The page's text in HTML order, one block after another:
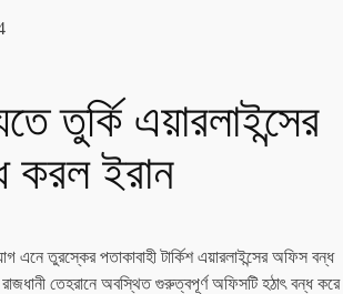
তুর্কি এয়ারলাইন্সের
করল ইরান
তুরস্কের পতাকাবাহী টার্কিশ এয়ারলাইন্সের অফিস বন্ধ
তেহরানে অবস্থিত গুরুত্বপূর্ণ অফিসটি হঠাৎ বন্ধ করে